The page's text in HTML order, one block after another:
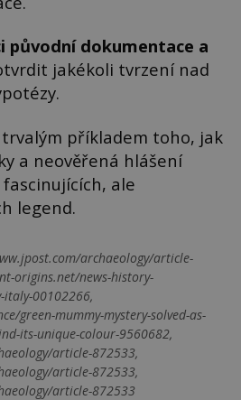
původní dokumentace a
jakékoli tvrzení nad
příkladem toho, jak
a neověřená hlášení
ale
legend.
archaeology/article-
origins.net/news-history-
italy-00102266,
green-mummy-mystery-solved-as-
its-unique-colour-9560682,
article-872533,
article-872533,
article-872533